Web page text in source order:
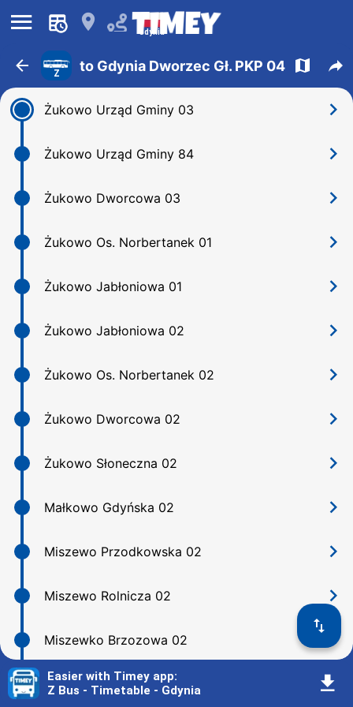
󰍜 󰍎 Gdynia
󰁍 Z to Gdynia Dworzec Gł. PKP 04 󰍍 󰒖
Żukowo Urząd Gminy 03 󰅂
Żukowo Urząd Gminy 84 󰅂
Żukowo Dworcowa 03 󰅂
Żukowo Os. Norbertanek 01 󰅂
Żukowo Jabłoniowa 01 󰅂
Żukowo Jabłoniowa 02 󰅂
Żukowo Os. Norbertanek 02 󰅂
Żukowo Dworcowa 02 󰅂
Żukowo Słoneczna 02 󰅂
Małkowo Gdyńska 02 󰅂
Miszewo Przodkowska 02 󰅂
Miszewo Rolnicza 02 󰅂
Miszewko Brzozowa 02 󰅂
Nowy Tuchom 02 󰅂
󰓢
Easier with Timey app:
Z Bus - Timetable - Gdynia
󰇚